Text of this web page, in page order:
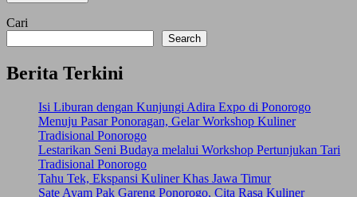
Cari
Search
Berita Terkini
Isi Liburan dengan Kunjungi Adira Expo di Ponorogo
Menuju Pasar Ponoragan, Gelar Workshop Kuliner
Tradisional Ponorogo
Lestarikan Seni Budaya melalui Workshop Pertunjukan Tari
Tradisional Ponorogo
Tahu Tek, Ekspansi Kuliner Khas Jawa Timur
Sate Ayam Pak Gareng Ponorogo, Cita Rasa Kuliner